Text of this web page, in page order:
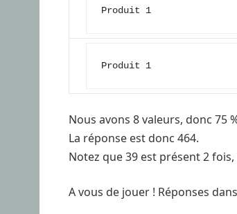
Produit 1
Produit 1
Nous avons 8 valeurs, donc 75
La réponse est donc 464.
Notez que 39 est présent 2
A vous de jouer ! Réponses